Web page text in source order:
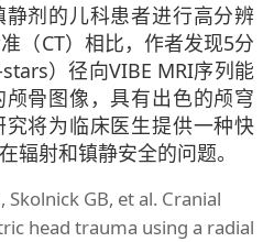
剂的儿科患者进行高分辨
（CT）相比，作者发现5分
）径向VIBE MRI序列能
骨图像，具有出色的颅穹
将为临床医生提供一种快
辐射和镇静安全的问题。
Skolnick GB, et al. Cranial
head trauma using a radial